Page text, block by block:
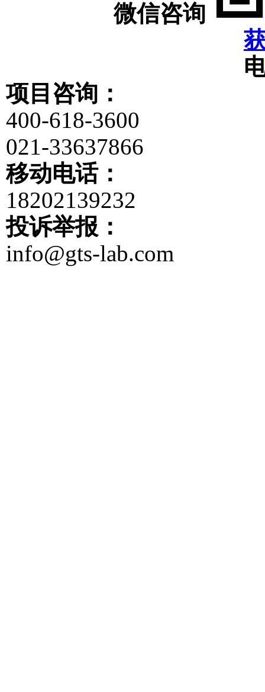
微信咨询
项目咨询：
400-618-3600
021-33637866
移动电话：
18202139232
投诉举报：
info@gts-lab.com